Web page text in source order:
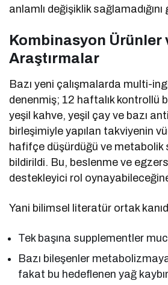
anlamlı değişiklik
Kombinasyon Ürünler
Araştırmalar
Bazı yeni çalışmalarda multi-
denenmiş; 12 haftalık kontrollü
yeşil kahve, yeşil çay ve bazı
birleşimiyle yapılan takviyenin
hafifçe düşürdüğü ve metabolik
bildirildi. Bu, beslenme ve
destekleyici rol
Yani bilimsel literatür ortak
Tek başına supplementler
Bazı bileşenler
fakat bu hedeflenen yağ